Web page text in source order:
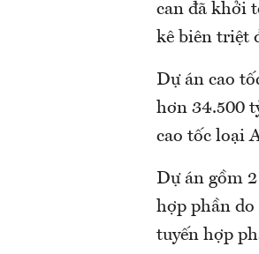
can đã khởi
kê biên triệt
Dự án cao
hơn 34.500
cao tốc loại
Dự án gồm
hợp phần
tuyến hợp